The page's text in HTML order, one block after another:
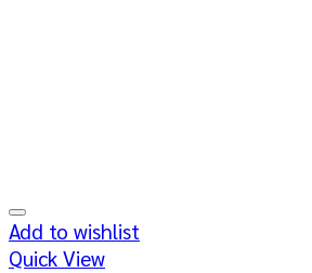
Add to wishlist
Quick View